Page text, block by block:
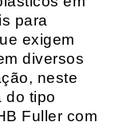
para
exigem
diversos
neste
do tipo
Fuller com